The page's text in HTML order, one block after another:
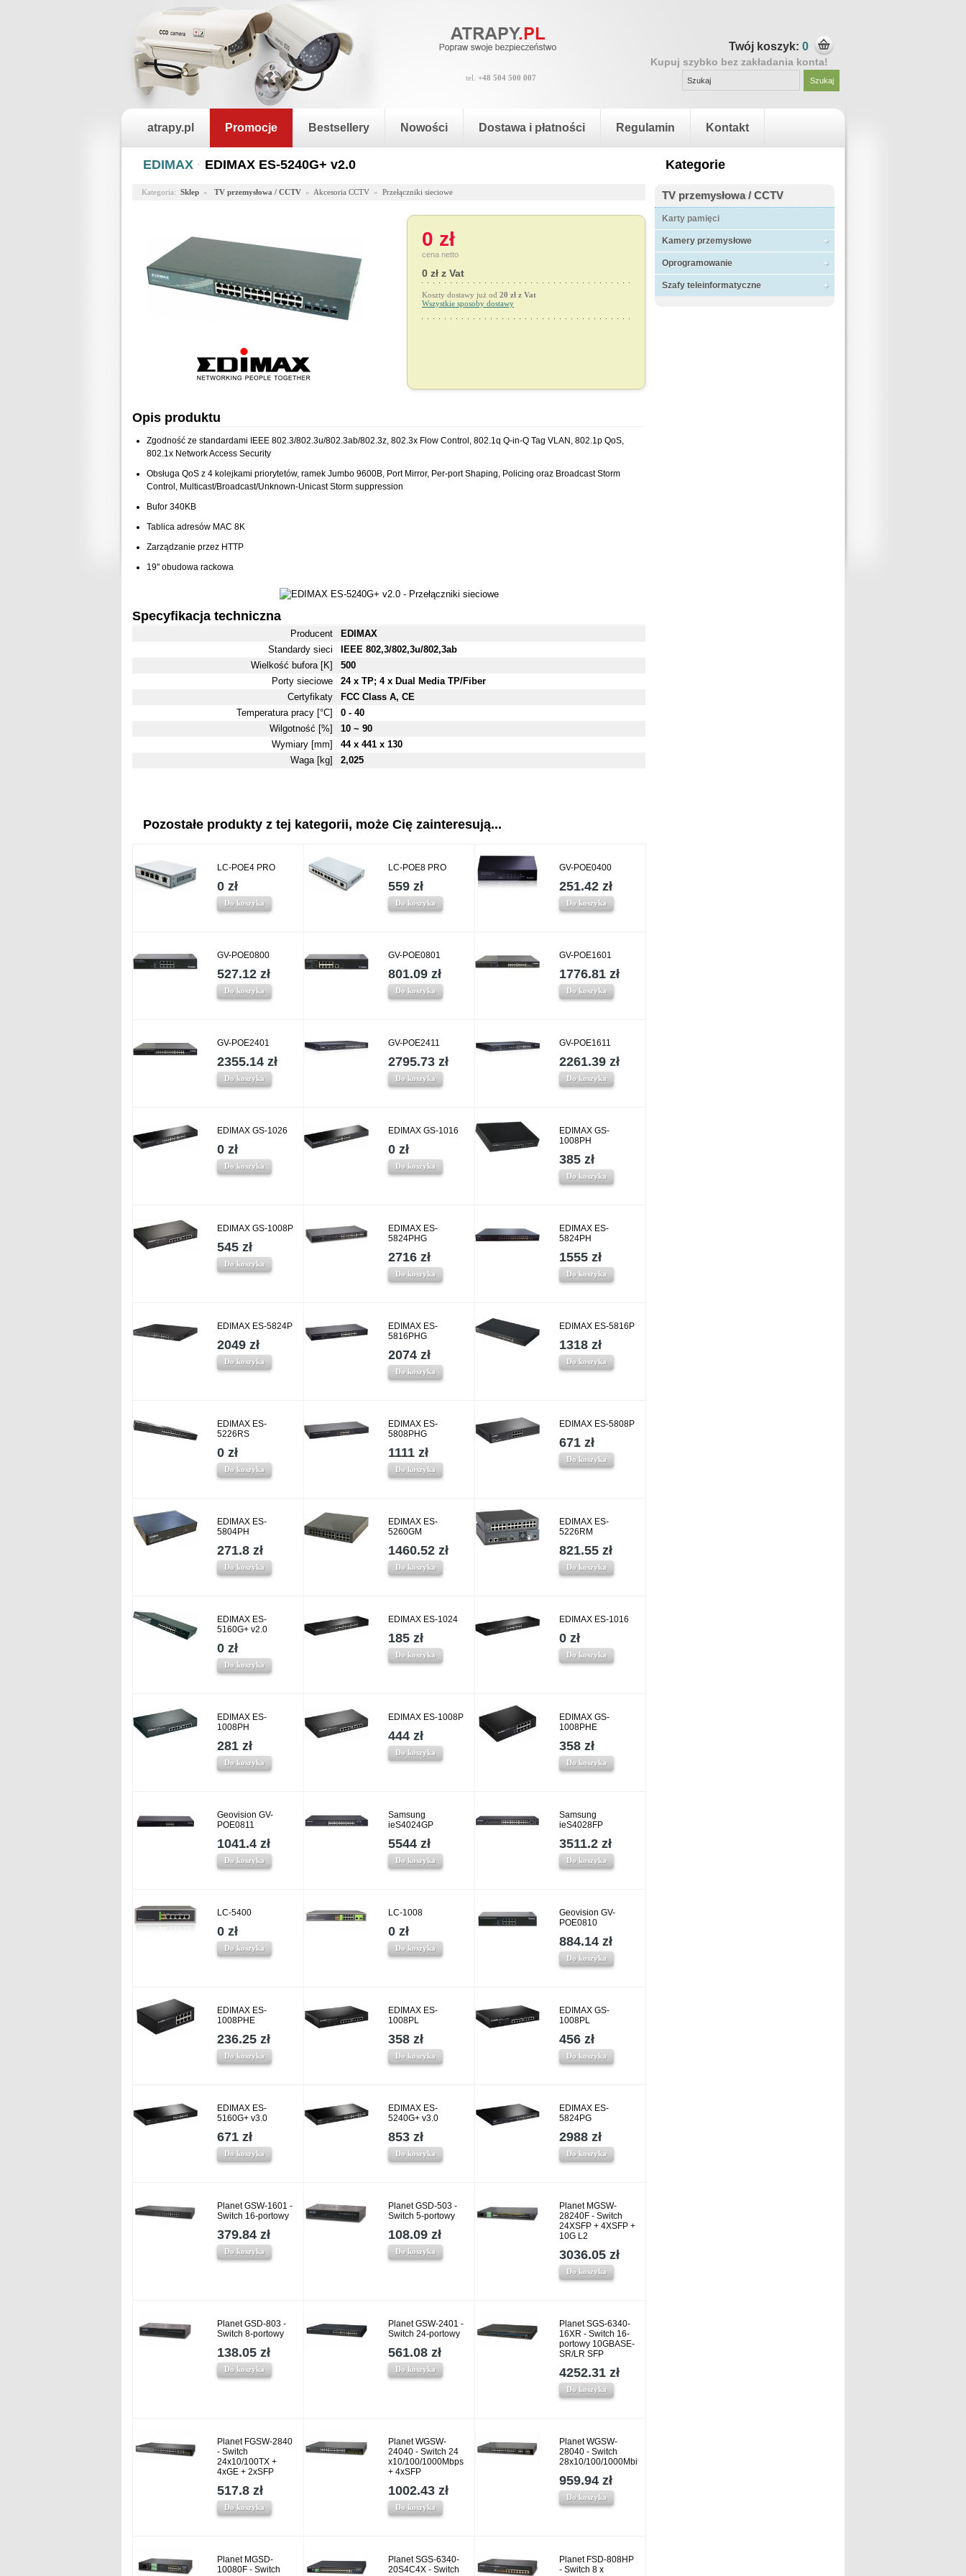
Twój koszyk: 0
Kupuj szybko bez zakładania konta!
tel. +48 504 500 007
atrapy.pl Promocje Bestsellery Nowości Dostawa i płatności Regulamin Kontakt
Kategorie
TV przemysłowa / CCTV
Karty pamięci
Kamery przemysłowe
Oprogramowanie
Szafy teleinformatyczne
EDIMAX · EDIMAX ES-5240G+ v2.0
Kategoria: Sklep » TV przemysłowa / CCTV » Akcesoria CCTV » Przełączniki sieciowe
0 zł
cena netto
0 zł z Vat
Koszty dostawy już od 20 zł z Vat
Wszystkie sposoby dostawy
Opis produktu
Zgodność ze standardami IEEE 802.3/802.3u/802.3ab/802.3z, 802.3x Flow Control, 802.1q Q-in-Q Tag VLAN, 802.1p QoS,
802.1x Network Access Security
Obsługa QoS z 4 kolejkami priorytetów, ramek Jumbo 9600B, Port Mirror, Per-port Shaping, Policing oraz Broadcast Storm
Control, Multicast/Broadcast/Unknown-Unicast Storm suppression
Bufor 340KB
Tablica adresów MAC 8K
Zarządzanie przez HTTP
19" obudowa rackowa
Specyfikacja techniczna
Producent
EDIMAX
Standardy sieci
IEEE 802,3/802,3u/802,3ab
Wielkość bufora [K]
500
Porty sieciowe
24 x TP; 4 x Dual Media TP/Fiber
Certyfikaty
FCC Class A, CE
Temperatura pracy [°C]
0 - 40
Wilgotność [%]
10 ~ 90
Wymiary [mm]
44 x 441 x 130
Waga [kg]
2,025
Pozostałe produkty z tej kategorii, może Cię zainteresują...
LC-POE4 PRO
0 zł
Do koszyka
LC-POE8 PRO
559 zł
Do koszyka
GV-POE0400
251.42 zł
Do koszyka
GV-POE0800
527.12 zł
Do koszyka
GV-POE0801
801.09 zł
Do koszyka
GV-POE1601
1776.81 zł
Do koszyka
GV-POE2401
2355.14 zł
Do koszyka
GV-POE2411
2795.73 zł
Do koszyka
GV-POE1611
2261.39 zł
Do koszyka
EDIMAX GS-1026
0 zł
Do koszyka
EDIMAX GS-1016
0 zł
Do koszyka
EDIMAX GS-
1008PH
385 zł
Do koszyka
EDIMAX GS-1008P
545 zł
Do koszyka
EDIMAX ES-
5824PHG
2716 zł
Do koszyka
EDIMAX ES-
5824PH
1555 zł
Do koszyka
EDIMAX ES-5824P
2049 zł
Do koszyka
EDIMAX ES-
5816PHG
2074 zł
Do koszyka
EDIMAX ES-5816P
1318 zł
Do koszyka
EDIMAX ES-
5226RS
0 zł
Do koszyka
EDIMAX ES-
5808PHG
1111 zł
Do koszyka
EDIMAX ES-5808P
671 zł
Do koszyka
EDIMAX ES-
5804PH
271.8 zł
Do koszyka
EDIMAX ES-
5260GM
1460.52 zł
Do koszyka
EDIMAX ES-
5226RM
821.55 zł
Do koszyka
EDIMAX ES-
5160G+ v2.0
0 zł
Do koszyka
EDIMAX ES-1024
185 zł
Do koszyka
EDIMAX ES-1016
0 zł
Do koszyka
EDIMAX ES-
1008PH
281 zł
Do koszyka
EDIMAX ES-1008P
444 zł
Do koszyka
EDIMAX GS-
1008PHE
358 zł
Do koszyka
Geovision GV-
POE0811
1041.4 zł
Do koszyka
Samsung
ieS4024GP
5544 zł
Do koszyka
Samsung
ieS4028FP
3511.2 zł
Do koszyka
LC-5400
0 zł
Do koszyka
LC-1008
0 zł
Do koszyka
Geovision GV-
POE0810
884.14 zł
Do koszyka
EDIMAX ES-
1008PHE
236.25 zł
Do koszyka
EDIMAX ES-
1008PL
358 zł
Do koszyka
EDIMAX GS-
1008PL
456 zł
Do koszyka
EDIMAX ES-
5160G+ v3.0
671 zł
Do koszyka
EDIMAX ES-
5240G+ v3.0
853 zł
Do koszyka
EDIMAX ES-
5824PG
2988 zł
Do koszyka
Planet GSW-1601 -
Switch 16-portowy
379.84 zł
Do koszyka
Planet GSD-503 -
Switch 5-portowy
108.09 zł
Do koszyka
Planet MGSW-
28240F - Switch
24XSFP + 4XSFP +
10G L2
3036.05 zł
Do koszyka
Planet GSD-803 -
Switch 8-portowy
138.05 zł
Do koszyka
Planet GSW-2401 -
Switch 24-portowy
561.08 zł
Do koszyka
Planet SGS-6340-
16XR - Switch 16-
portowy 10GBASE-
SR/LR SFP
4252.31 zł
Do koszyka
Planet FGSW-2840
- Switch
24x10/100TX +
4xGE + 2xSFP
517.8 zł
Do koszyka
Planet WGSW-
24040 - Switch 24
x10/100/1000Mbps
+ 4xSFP
1002.43 zł
Do koszyka
Planet WGSW-
28040 - Switch
28x10/100/1000Mbit
959.94 zł
Do koszyka
Planet MGSD-
10080F - Switch
Planet SGS-6340-
20S4C4X - Switch
Planet FSD-808HP
- Switch 8 x